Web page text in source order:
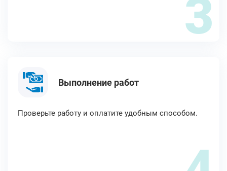
3
Выполнение работ
Проверьте работу и оплатите удобным способом.